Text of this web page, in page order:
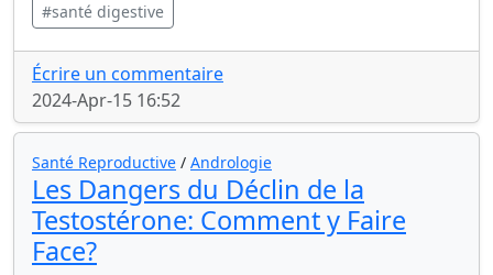
#santé digestive
Écrire un commentaire
2024-Apr-15 16:52
Santé Reproductive / Andrologie
Les Dangers du Déclin de la
Testostérone: Comment y Faire
Face?